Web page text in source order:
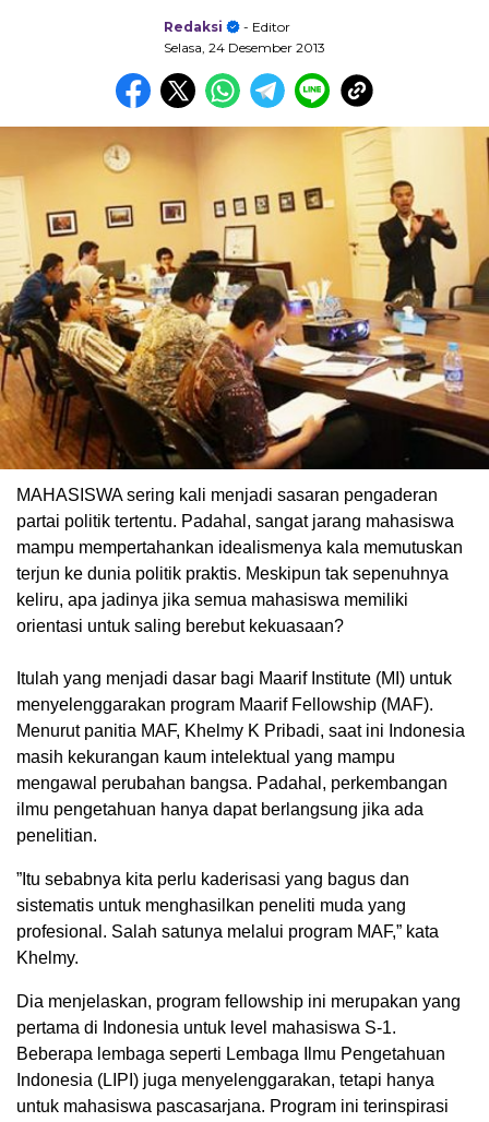
Redaksi
- Editor
Selasa, 24 Desember 2013
MAHASISWA sering kali menjadi sasaran pengaderan
partai politik tertentu. Padahal, sangat jarang mahasiswa
mampu mempertahankan idealismenya kala memutuskan
terjun ke dunia politik praktis. Meskipun tak sepenuhnya
keliru, apa jadinya jika semua mahasiswa memiliki
orientasi untuk saling berebut kekuasaan?
Itulah yang menjadi dasar bagi Maarif Institute (MI) untuk
menyelenggarakan program Maarif Fellowship (MAF).
Menurut panitia MAF, Khelmy K Pribadi, saat ini Indonesia
masih kekurangan kaum intelektual yang mampu
mengawal perubahan bangsa. Padahal, perkembangan
ilmu pengetahuan hanya dapat berlangsung jika ada
penelitian.
”Itu sebabnya kita perlu kaderisasi yang bagus dan
sistematis untuk menghasilkan peneliti muda yang
profesional. Salah satunya melalui program MAF,” kata
Khelmy.
Dia menjelaskan, program fellowship ini merupakan yang
pertama di Indonesia untuk level mahasiswa S-1.
Beberapa lembaga seperti Lembaga Ilmu Pengetahuan
Indonesia (LIPI) juga menyelenggarakan, tetapi hanya
untuk mahasiswa pascasarjana. Program ini terinspirasi